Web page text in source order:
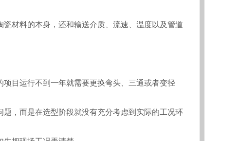
材料的本身，还和输送介质、流速、温度以及管道
目运行不到一年就需要更换弯头、三通或者变径
，而是在选型阶段就没有充分考虑到实际的工况环